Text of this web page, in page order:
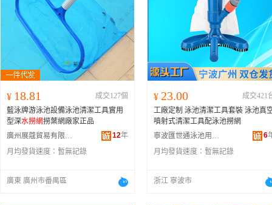
¥ 18.81
成交127個
藍泳牌游泳池設備泳池清潔工具實用
型深水撈網撈葉網廠家正品
廣州展蔻貿易有限公司
12年
月均發貨速度： 暫無記錄
廣東 廣州市番禺區
¥ 23.00
成交421
工廠定制 泳池清潔工具套裝 泳池真
噴射式清潔工具配泳池撈網
寧波匯世通泳池用品有限公司
6
月均發貨速度： 暫無記錄
浙江 寧波市